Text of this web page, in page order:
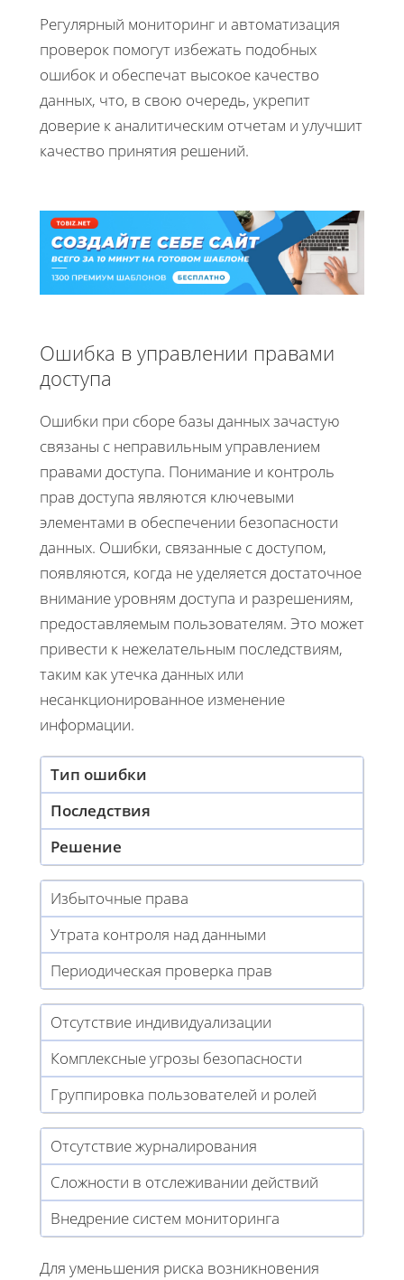
Регулярный мониторинг и автоматизация
проверок помогут избежать подобных
ошибок и обеспечат высокое качество
данных, что, в свою очередь, укрепит
доверие к аналитическим отчетам и улучшит
качество принятия решений.
Ошибка в управлении правами
доступа
Ошибки при сборе базы данных зачастую
связаны с неправильным управлением
правами доступа. Понимание и контроль
прав доступа являются ключевыми
элементами в обеспечении безопасности
данных. Ошибки, связанные с доступом,
появляются, когда не уделяется достаточное
внимание уровням доступа и разрешениям,
предоставляемым пользователям. Это может
привести к нежелательным последствиям,
таким как утечка данных или
несанкционированное изменение
информации.
Тип ошибки
Последствия
Решение
Избыточные права
Утрата контроля над данными
Периодическая проверка прав
Отсутствие индивидуализации
Комплексные угрозы безопасности
Группировка пользователей и ролей
Отсутствие журналирования
Сложности в отслеживании действий
Внедрение систем мониторинга
Для уменьшения риска возникновения